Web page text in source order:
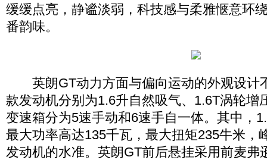
缓缓点亮，静谧淡弱，科技感与柔雅惬意环
番韵味。
英朗GT动力方面与偏向运动的外观设计
款发动机分别为1.6升自然吸气、1.6T涡轮增
变速箱分为5速手动和6速手自一体。其中，
最大功率高达135千瓦，最大扭矩235牛米，
发动机的水准。英朗GT前后悬挂采用前麦弗